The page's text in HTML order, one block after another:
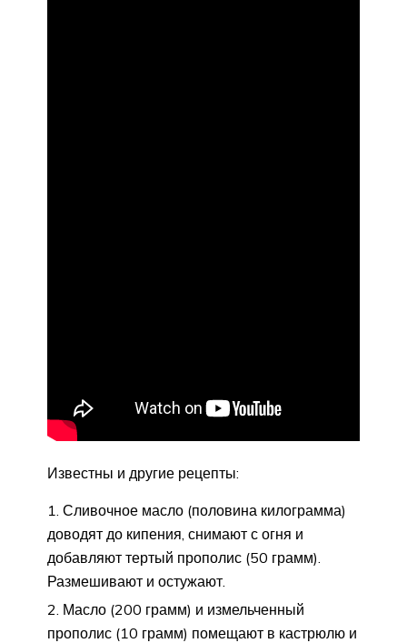
Известны и другие рецепты:
Сливочное масло (половина килограмма)
доводят до кипения, снимают с огня и
добавляют тертый прополис (50 грамм).
Размешивают и остужают.
Масло (200 грамм) и измельченный
прополис (10 грамм) помещают в кастрюлю и